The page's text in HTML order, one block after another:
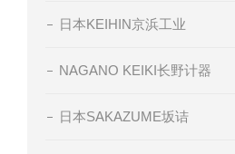
日本KEIHIN京浜工业
NAGANO KEIKI长野计器
日本SAKAZUME坂诘